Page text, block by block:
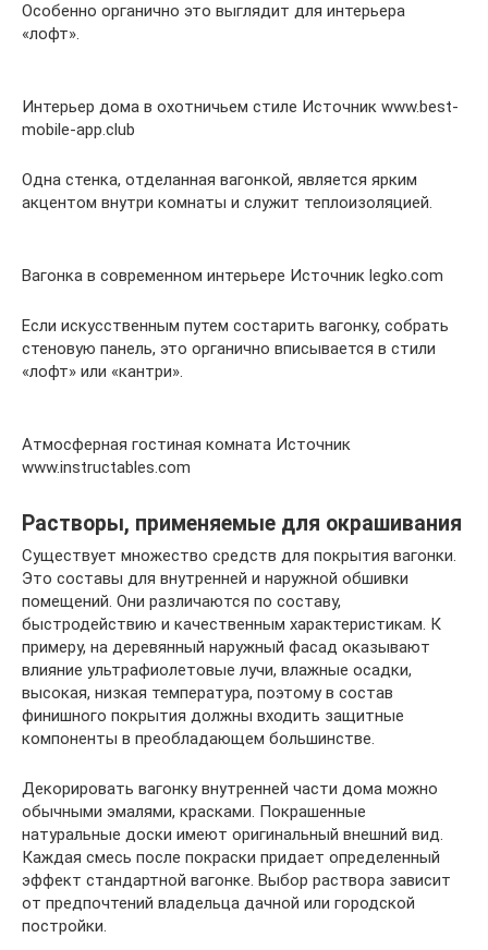
Особенно органично это выглядит для интерьера
«лофт».
Интерьер дома в охотничьем стиле Источник www.best-
mobile-app.club
Одна стенка, отделанная вагонкой, является ярким
акцентом внутри комнаты и служит теплоизоляцией.
Вагонка в современном интерьере Источник legko.com
Если искусственным путем состарить вагонку, собрать
стеновую панель, это органично вписывается в стили
«лофт» или «кантри».
Атмосферная гостиная комната Источник
www.instructables.com
Растворы, применяемые для окрашивания
Существует множество средств для покрытия вагонки.
Это составы для внутренней и наружной обшивки
помещений. Они различаются по составу,
быстродействию и качественным характеристикам. К
примеру, на деревянный наружный фасад оказывают
влияние ультрафиолетовые лучи, влажные осадки,
высокая, низкая температура, поэтому в состав
финишного покрытия должны входить защитные
компоненты в преобладающем большинстве.
Декорировать вагонку внутренней части дома можно
обычными эмалями, красками. Покрашенные
натуральные доски имеют оригинальный внешний вид.
Каждая смесь после покраски придает определенный
эффект стандартной вагонке. Выбор раствора зависит
от предпочтений владельца дачной или городской
постройки.